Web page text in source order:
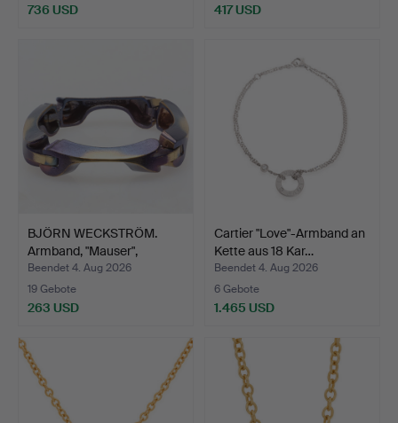
736 USD 417 USD
BJÖRN WECKSTRÖM.
Armband, "Mauser",
Feuerb…
Beendet 4. Aug 2026
19 Gebote
263 USD
Cartier "Love"-Armband an
Kette aus 18 Kar…
Beendet 4. Aug 2026
6 Gebote
1.465 USD